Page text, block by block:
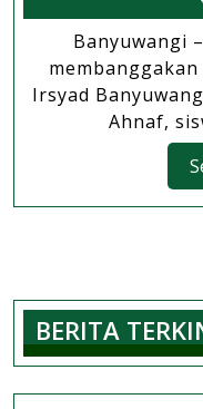
Banyuwangi
Irsyad
Ahnaf,
BERITA